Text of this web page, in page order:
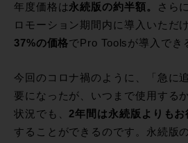
年度価格は永続版の約半額。
さら
ロモーション期間内に導入いただ
37%の価格でPro Toolsが導入でき
今回のコロナ禍のように、「急に
要になったが、いつまで使用する
状況でも、 2年間は永続版よりもお
することができるのです。永続版